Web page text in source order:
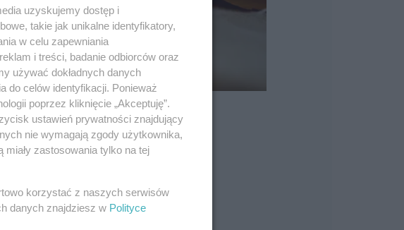
uzyskujemy dostęp i
takie jak unikalne identyfikatory,
w celu zapewniania
i treści, badanie odbiorców oraz
używać dokładnych danych
do celów identyfikacji. Ponieważ
poprzez kliknięcie „Akceptuję”.
ustawień prywatności znajdujący
nie wymagają zgody użytkownika,
zastosowania tylko na tej
korzystać z naszych serwisów
danych znajdziesz w Polityce